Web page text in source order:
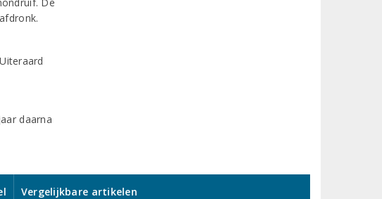
daarna
Vergelijkbare artikelen